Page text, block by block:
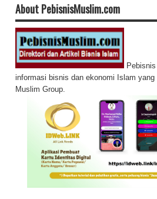
About PebisnisMuslim.com
informasi bisnis dan ekonomi Islam
Muslim Group.